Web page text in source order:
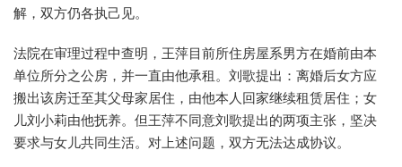
解，双方仍各执己见。
法院在审理过程中查明，王萍目前所住房屋系男方在婚前由本
单位所分之公房，并一直由他承租。刘歌提出：离婚后女方应
搬出该房迁至其父母家居住，由他本人回家继续租赁居住；女
儿刘小莉由他抚养。但王萍不同意刘歌提出的两项主张，坚决
要求与女儿共同生活。对上述问题，双方无法达成协议。